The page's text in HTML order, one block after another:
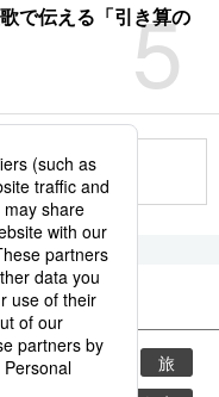
5
で伝える「引き算の
ス 観光
旅